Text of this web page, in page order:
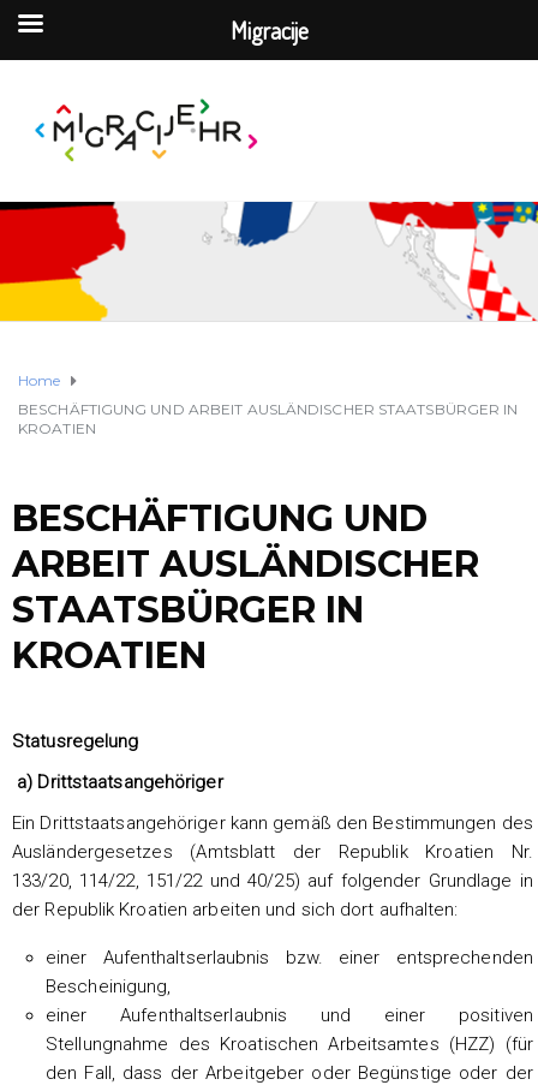
Home
BESCHÄFTIGUNG UND ARBEIT AUSLÄNDISCHER STAATSBÜRGER IN
KROATIEN
BESCHÄFTIGUNG UND
ARBEIT AUSLÄNDISCHER
STAATSBÜRGER IN
KROATIEN
Statusregelung
a) Drittstaatsangehöriger
Ein Drittstaatsangehöriger kann gemäß den Bestimmungen des
Ausländergesetzes (Amtsblatt der Republik Kroatien Nr.
133/20, 114/22, 151/22 und 40/25) auf folgender Grundlage in
der Republik Kroatien arbeiten und sich dort aufhalten:
einer Aufenthaltserlaubnis bzw. einer entsprechenden
Bescheinigung,
einer Aufenthaltserlaubnis und einer positiven
Stellungnahme des Kroatischen Arbeitsamtes (HZZ) (für
den Fall, dass der Arbeitgeber oder Begünstige oder der
Migracije